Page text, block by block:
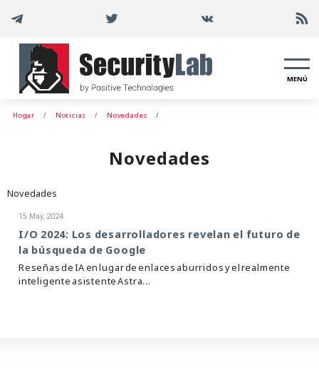
MENÚ
Hogar Noticias Novedades
Novedades
Novedades
15 May, 2024
I/O 2024: Los desarrolladores revelan el futuro de
la búsqueda de Google
Reseñas de IA en lugar de enlaces aburridos y el realmente
inteligente asistente Astra...